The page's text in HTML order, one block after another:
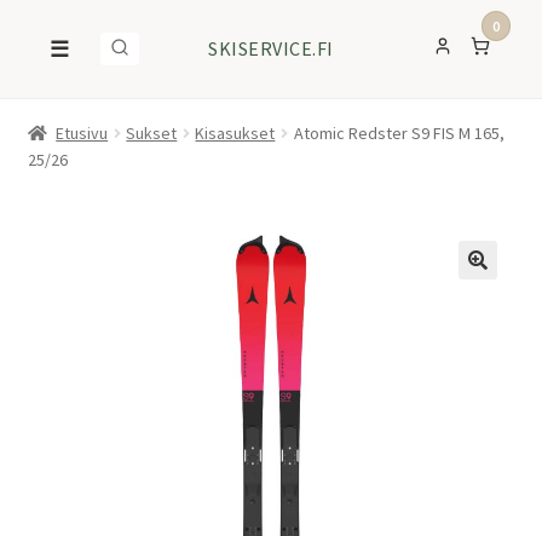
☰ SKISERVICE.FI
0
Etusivu Sukset Kisasukset
Atomic Redster S9 FIS M 165,
25/26